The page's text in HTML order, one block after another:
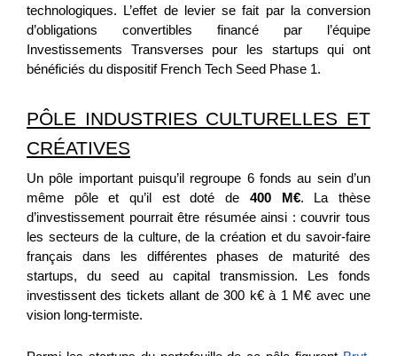
technologiques. L’effet de levier se fait par la conversion
d’obligations convertibles financé par l’équipe
Investissements Transverses pour les startups qui ont
bénéficiés du dispositif French Tech Seed Phase 1.
PÔLE INDUSTRIES CULTURELLES ET
CRÉATIVES
Un pôle important puisqu’il regroupe 6 fonds au sein d’un
même pôle et qu’il est doté de 400 M€. La thèse
d’investissement pourrait être résumée ainsi : couvrir tous
les secteurs de la culture, de la création et du savoir-faire
français dans les différentes phases de maturité des
startups, du seed au capital transmission. Les fonds
investissent des tickets allant de 300 k€ à 1 M€ avec une
vision long-termiste.